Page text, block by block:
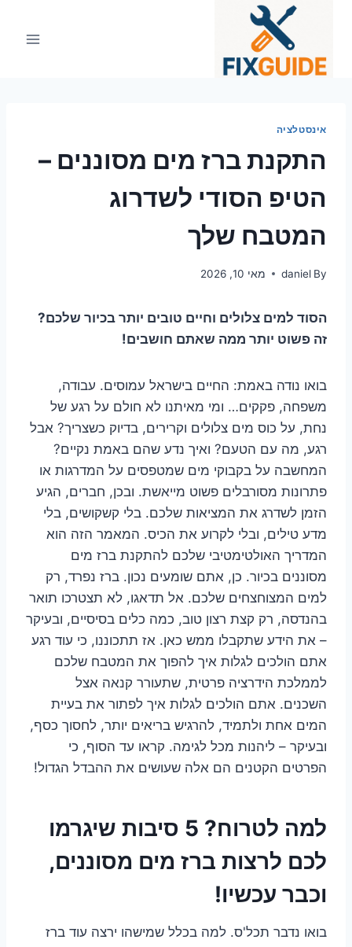
אינסטלציה
התקנת ברז מים מסוננים –
הטיפ הסודי לשדרוג
המטבח שלך
By
daniel מאי 10, 2026
הסוד למים צלולים וחיים טובים יותר בכיור שלכם?
זה פשוט יותר ממה שאתם חושבים!
בואו נודה באמת: החיים בישראל עמוסים. עבודה,
משפחה, פקקים… ומי מאיתנו לא חולם על רגע של
נחת, על כוס מים צלולים וקרירים, בדיוק כשצריך? אבל
רגע, מה עם הטעם? ואיך נדע שהם באמת נקיים?
המחשבה על בקבוקי מים שמטפסים על המדרגות או
פתרונות מסורבלים פשוט מייאשת. ובכן, חברים, הגיע
הזמן לשדרג את המציאות שלכם. בלי קשקושים, בלי
מדע טילים, ובלי לקרוע את הכיס. המאמר הזה הוא
המדריך האולטימטיבי שלכם להתקנת ברז מים
מסוננים בכיור. כן, אתם שומעים נכון. ברז נפרד, רק
למים המצוחצחים שלכם. אל תדאגו, לא תצטרכו תואר
בהנדסה, רק קצת רצון טוב, כמה כלים בסיסיים, ובעיקר
– את הידע שתקבלו ממש כאן. אז תתכוננו, כי עוד רגע
אתם הולכים לגלות איך להפוך את המטבח שלכם
לממלכת הידרציה פרטית, שתעורר קנאה אצל
השכנים. אתם הולכים לגלות איך לפתור את בעיית
המים אחת ולתמיד, להרגיש בריאים יותר, לחסוך כסף,
ובעיקר – ליהנות מכל לגימה. קראו עד הסוף, כי
הפרטים הקטנים הם אלה שעושים את ההבדל הגדול!
למה לטרוח? 5 סיבות שיגרמו
לכם לרצות ברז מים מסוננים,
וכבר עכשיו!
בואו נדבר תכל'ס. למה בכלל שמישהו ירצה עוד ברז